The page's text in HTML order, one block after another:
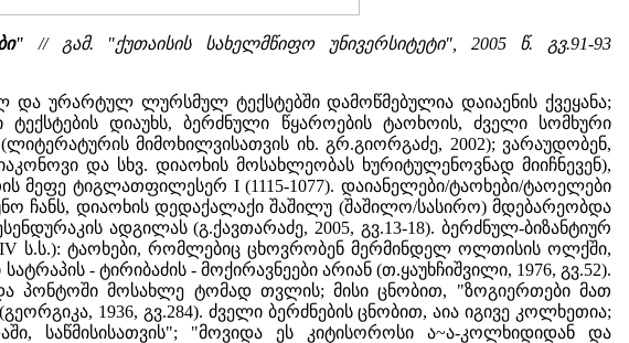
// გამ. "ქუთაისის სახელმწიფო უნივერსიტეტი", 2005 წ. გვ.91-93
და ურარტულ ლურსმულ ტექსტებში დამოწმებულია დაიაენის ქვეყანა;
დიაუხს, ბერძნული წყაროების ტაოხოის, ძველი სომხური
მიმოხილვისათვის იხ. გრ.გიორგაძე, 2002); ვარაუდობენ,
და სხვ. დიაოხის მოსახლეობას ხურიტულენოვნად მიიჩნევენ),
მეფე ტიგლათფილესერ I (1115-1077). დაიანელები/ტაოხები/ტაოელები
ჩანს, დიაოხის დედაქალაქი შაშილუ (შაშილო/სასირო) მდებარეობდა
ადგილას (გ.ქავთარაძე, 2005, გვ.13-18). ბერძნულ-ბიზანტიურ
IV ს.ს.): ტაოხები, რომლებიც ცხოვრობენ მერმინდელ ოლთისის ოლქში,
- ტირიბაძის - მოქირავნეები არიან (თ.ყაუხჩიშვილი, 1976, გვ.52).
პონტოში მოსახლე ტომად თვლის; მისი ცნობით, "ზოგიერთები მათ
1936, გვ.284). ძველი ბერძნების ცნობით, აია იგივე კოლხეთია;
საწმისისათვის"; "მოვიდა ეს კიტისოროსი ა~ა-კოლხიდიდან და